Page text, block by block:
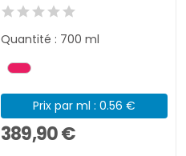
Quantité : 700 ml
Prix par ml : 0.56 €
389,90 €